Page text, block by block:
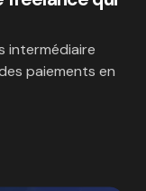
intermédiaire
paiements en